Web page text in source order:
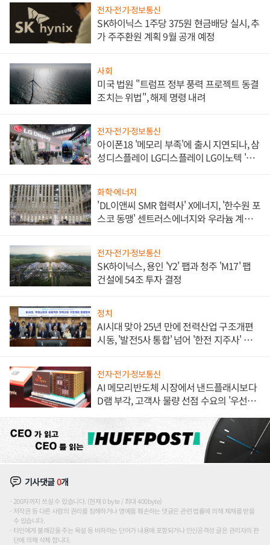
전자·전기·정보통신
SK하이닉스 1주당 375원 현금배당 실시, 추
가 주주환원 계획 9월 공개 예정
사회
미국 법원 "트럼프 정부 풍력 프로젝트 동결
조치는 위법", 해제 명령 내려
전자·전기·정보통신
아이폰18 '메모리 부족'에 출시 지연되나, 삼
성디스플레이 LG디스플레이 LG이노텍 '탈
화학·에너지
'DL이앤씨 SMR 협력사' X에너지, '한수원 포
스코 동맹' 센트러스에너지와 우라늄 계약
전자·전기·정보통신
SK하이닉스, 용인 'Y2' 팹과 청주 'M17' 팹
건설에 54조 투자 결정
정치
AI시대 맞아 25년 만에 전력산업 구조개편
시동, '발전5사 통합' 넘어 '한전 지주사' 재편
전자·전기·정보통신
AI 메모리반도체 시장에서 낸드플래시보다
D램 부각, 고객사 물량 선점 수요의 '우선순
기사댓글0개
200자까지 쓰실 수 있습니다. (현재 0 byte / 최대 400byte)
저작권 등 다른 사람의 권리를 침해하거나 명예를 훼손하는 댓글은 관련 법률에 의해 제재를 받을
수 있습니다.
타인에게 불쾌감을 주는 욕설 등 비하하는 단어가 내용에 포함되거나 인신공격성 글은 관리자의 판
단에 의해 삭제 합니다.